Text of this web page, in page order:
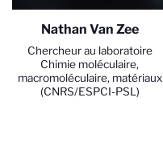
Nathan Van Zee
Chercheur au laboratoire
Chimie moléculaire,
macromoléculaire, matériaux
(CNRS/ESPCI-PSL)